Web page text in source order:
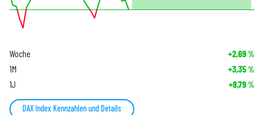
Woche +2,69%
1M +3,35%
1J +8,79%
DAX Index Kennzahlen und Details